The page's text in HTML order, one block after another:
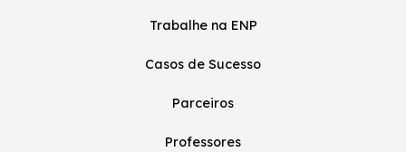
Trabalhe na ENP
Casos de Sucesso
Parceiros
Professores